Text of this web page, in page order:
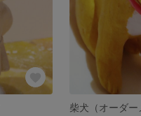
柴犬（オーダー